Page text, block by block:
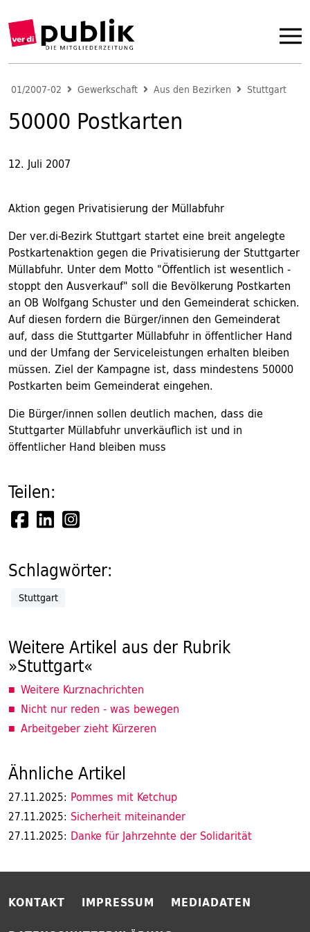
01/2007-02 Gewerkschaft Aus den Bezirken Stuttgart
50000 Postkarten
12. Juli 2007
Aktion gegen Privatisierung der Müllabfuhr
Der ver.di-Bezirk Stuttgart startet eine breit angelegte
Postkartenaktion gegen die Privatisierung der Stuttgarter
Müllabfuhr. Unter dem Motto "Öffentlich ist wesentlich -
stoppt den Ausverkauf" soll die Bevölkerung Postkarten
an OB Wolfgang Schuster und den Gemeinderat schicken.
Auf diesen fordern die Bürger/innen den Gemeinderat
auf, dass die Stuttgarter Müllabfuhr in öffentlicher Hand
und der Umfang der Serviceleistungen erhalten bleiben
müssen. Ziel der Kampagne ist, dass mindestens 50000
Postkarten beim Gemeinderat eingehen.
Die Bürger/innen sollen deutlich machen, dass die
Stuttgarter Müllabfuhr unverkäuflich ist und in
öffentlicher Hand bleiben muss
Teilen:
Schlagwörter:
Stuttgart
Weitere Artikel aus der Rubrik
»Stuttgart«
Weitere Kurznachrichten
Nicht nur reden - was bewegen
Arbeitgeber zieht Kürzeren
Ähnliche Artikel
27.11.2025: Pommes mit Ketchup
27.11.2025: Sicherheit miteinander
27.11.2025: Danke für Jahrzehnte der Solidarität
KONTAKT IMPRESSUM
MEDIADATEN